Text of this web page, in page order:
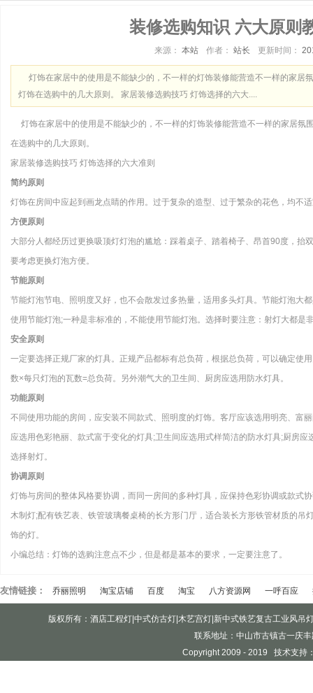
装修选购知识 六大原则
来源： 本站 作者： 站长 更新时间：
灯饰在家居中的使用是不能缺少的，不一样的灯饰装修能营造不一样的家居
灯饰在选购中的几大原则。 家居装修选购技巧 灯饰选择的六大....
灯饰在家居中的使用是不能缺少的，不一样的灯饰装修能营造不一样的家居氛
在选购中的几大原则。
家居装修选购技巧 灯饰选择的六大准则
简约原则
灯饰在房间中应起到画龙点睛的作用。过于复杂的造型、过于繁杂的花色，均不
方便原则
大部分人都经历过更换吸顶灯灯泡的尴尬：踩着桌子、踏着椅子、昂首90度，抬
要考虑更换灯泡方便。
节能原则
节能灯泡节电、照明度又好，也不会散发过多热量，适用多头灯具。节能灯泡大
使用节能灯泡;一种是非标准的，不能使用节能灯泡。选择时要注意：射灯大都是
安全原则
一定要选择正规厂家的灯具。正规产品都标有总负荷，根据总负荷，可以确定使
数×每只灯泡的瓦数=总负荷。另外潮气大的卫生间、厨房应选用防水灯具。
功能原则
不同使用功能的房间，应安装不同款式、照明度的灯饰。客厅应该选用明亮、富
应选用色彩艳丽、款式富于变化的灯具;卫生间应选用式样简洁的防水灯具;厨房
选择射灯。
协调原则
灯饰与房间的整体风格要协调，而同一房间的多种灯具，应保持色彩协调或款式
木制灯;配有铁艺表、铁管玻璃餐桌椅的长方形门厅，适合装长方形铁管材质的吊
饰的灯。
小编总结：灯饰的选购注意点不少，但是都是基本的要求，一定要注意了。
友情链接： 乔丽照明 淘宝店铺 百度 淘宝 八方资源网 一呼百应
版权所有：酒店工程灯|中式仿古灯|木艺宫灯|新中式铁艺复古工业风
联系地址：中山市古镇古一庆
Copyright 2009 - 2019 技术支持